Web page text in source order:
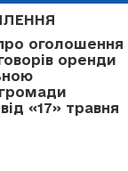
оголошення
оренди
від «17» травня